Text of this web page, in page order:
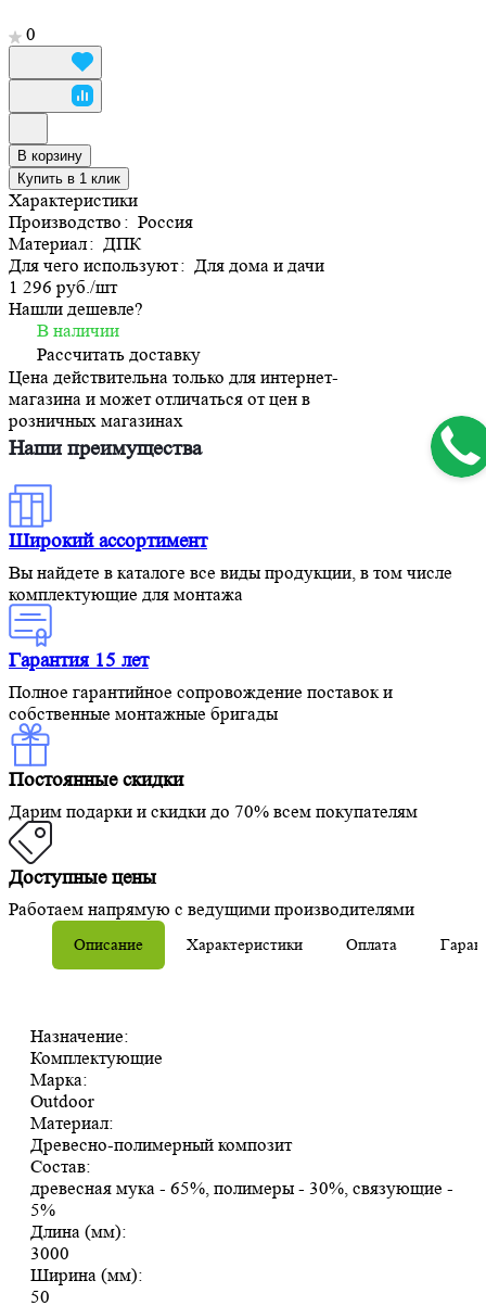
0
В корзину
Купить в 1 клик
Характеристики
Производство: Россия
Материал: ДПК
Для чего используют: Для дома и дачи
1 296 руб./шт
Нашли дешевле?
В наличии
Рассчитать доставку
Цена действительна только для интернет-
магазина и может отличаться от цен в
розничных магазинах
Наши преимущества
Широкий ассортимент
Вы найдете в каталоге все виды продукции, в том числе
комплектующие для монтажа
Гарантия 15 лет
Полное гарантийное сопровождение поставок и
собственные монтажные бригады
Постоянные скидки
Дарим подарки и скидки до 70% всем покупателям
Доступные цены
Работаем напрямую с ведущими производителями
Описание Характеристики Оплата
Назначение:
Комплектующие
Марка:
Outdoor
Материал:
Древесно-полимерный композит
Состав:
древесная мука - 65%, полимеры - 30%, связующие -
5%
Длина (мм):
3000
Ширина (мм):
50